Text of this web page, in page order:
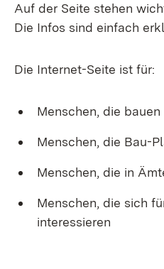
Auf der Seite stehen
Die Infos sind einfach
Die Internet-Seite ist für:
Menschen, die bauen
Menschen, die Bau-
Menschen, die in
Menschen, die sich
interessieren